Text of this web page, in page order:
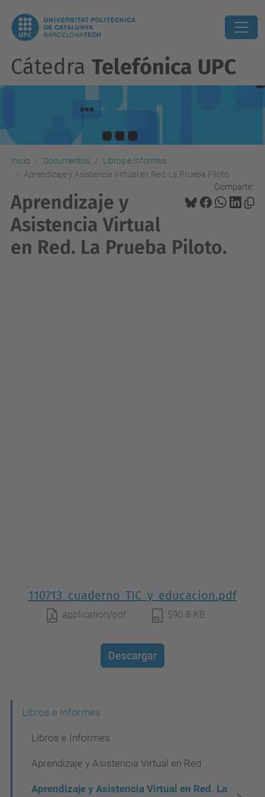
Cátedra Telefónica UPC
Inicio Documentos
Libros e Informes
Aprendizaje y Asistencia Virtual en Red. La Prueba Piloto.
Compartir:
Aprendizaje y
Asistencia Virtual
en Red. La Prueba Piloto.
110713_cuaderno_TIC_y_educacion.pdf
application/pdf 590.8 KB
Descargar
Libros e Informes
Libros e Informes
Aprendizaje y Asistencia Virtual en Red
Aprendizaje y Asistencia Virtual en Red. La